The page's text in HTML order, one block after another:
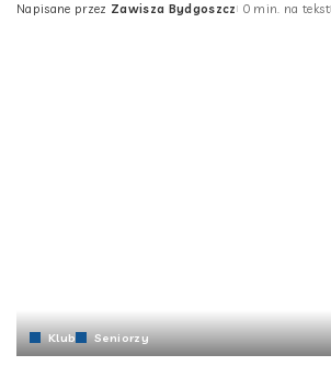
Posted
Napisane przez Zawisza Bydgoszcz 0 min. na tekst
Klub Seniorzy